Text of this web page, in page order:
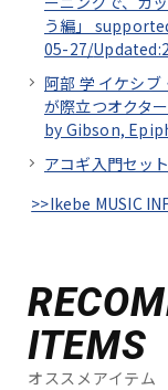
う編」
05-27/
阿部 学 イケシ
が際立つオクタ
by Gibson,
アコギ入門セッ
>>Ikebe MUSIC
ITEMS
オススメアイテム